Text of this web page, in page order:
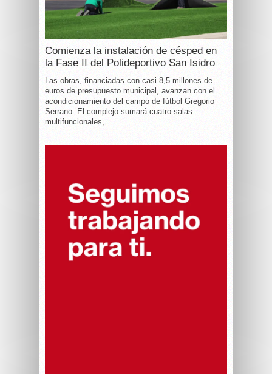
Comienza la instalación de césped en
la Fase II del Polideportivo San Isidro
Las obras, financiadas con casi 8,5 millones de
euros de presupuesto municipal, avanzan con el
acondicionamiento del campo de fútbol Gregorio
Serrano. El complejo sumará cuatro salas
multifuncionales,...